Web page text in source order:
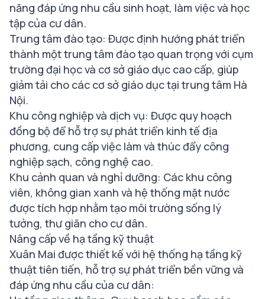
năng đáp ứng nhu cầu sinh hoạt, làm việc và học
tập của cư dân.
Trung tâm đào tạo: Được định hướng phát triển
thành một trung tâm đào tạo quan trọng với cụm
trường đại học và cơ sở giáo dục cao cấp, giúp
giảm tải cho các cơ sở giáo dục tại trung tâm Hà
Nội.
Khu công nghiệp và dịch vụ: Được quy hoạch
đồng bộ để hỗ trợ sự phát triển kinh tế địa
phương, cung cấp việc làm và thúc đẩy công
nghiệp sạch, công nghệ cao.
Khu cảnh quan và nghỉ dưỡng: Các khu công
viên, không gian xanh và hệ thống mặt nước
được tích hợp nhằm tạo môi trường sống lý
tưởng, thư giãn cho cư dân.
Nâng cấp về hạ tầng kỹ thuật
Xuân Mai được thiết kế với hệ thống hạ tầng kỹ
thuật tiên tiến, hỗ trợ sự phát triển bền vững và
đáp ứng nhu cầu của cư dân: